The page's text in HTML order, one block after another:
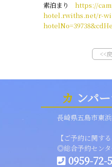
素泊まり https://
hotel.rwiths.net/r-
<<
カ ンパ
長崎県五島市東
【ご予約に関す
◎総合予約センタ
0959-72-